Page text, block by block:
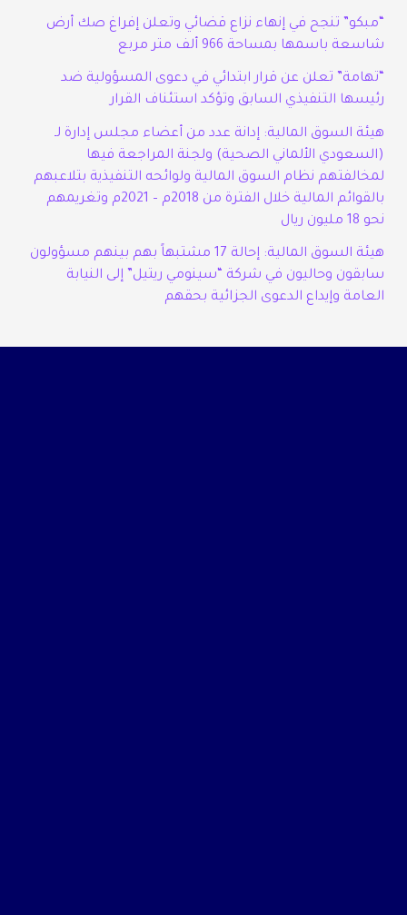
“مبكو” تنجح في إنهاء نزاع قضائي وتعلن إفراغ صك أرض
شاسعة باسمها بمساحة 966 ألف متر مربع
“تهامة” تعلن عن قرار ابتدائي في دعوى المسؤولية ضد
رئيسها التنفيذي السابق وتؤكد استئناف القرار
هيئة السوق المالية: إدانة عدد من أعضاء مجلس إدارة لـ
(السعودي الألماني الصحية) ولجنة المراجعة فيها
لمخالفتهم نظام السوق المالية ولوائحه التنفيذية بتلاعبهم
بالقوائم المالية خلال الفترة من 2018م – 2021م وتغريمهم
نحو 18 مليون ريال
هيئة السوق المالية: إحالة 17 مشتبهاً بهم بينهم مسؤولون
سابقون وحاليون في شركة “سينومي ريتيل” إلى النيابة
العامة وإيداع الدعوى الجزائية بحقهم